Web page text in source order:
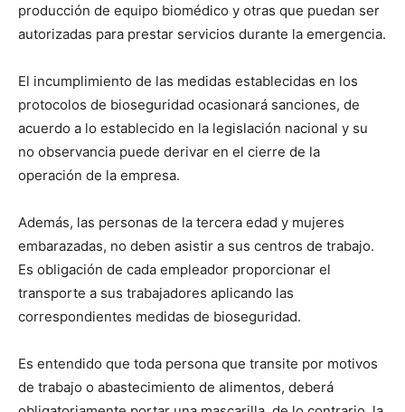
producción de equipo biomédico y otras que puedan ser
autorizadas para prestar servicios durante la emergencia.
El incumplimiento de las medidas establecidas en los
protocolos de bioseguridad ocasionará sanciones, de
acuerdo a lo establecido en la legislación nacional y su
no observancia puede derivar en el cierre de la
operación de la empresa.
Además, las personas de la tercera edad y mujeres
embarazadas, no deben asistir a sus centros de trabajo.
Es obligación de cada empleador proporcionar el
transporte a sus trabajadores aplicando las
correspondientes medidas de bioseguridad.
Es entendido que toda persona que transite por motivos
de trabajo o abastecimiento de alimentos, deberá